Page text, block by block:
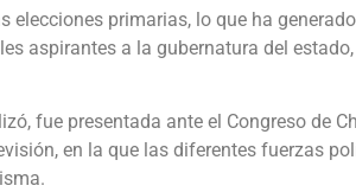
elecciones primarias, lo que ha
aspirantes a la gubernatura del
fue presentada ante el Congreso de
en la que las diferentes fuerzas